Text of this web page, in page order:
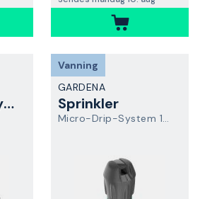
Spraymunnstykke
Vanning
GARDENA
Sprinkler
Micro-Drip-System 13319-20